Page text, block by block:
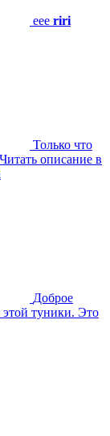
eee riri
Только что
описание в
Доброе
этой туники. Это